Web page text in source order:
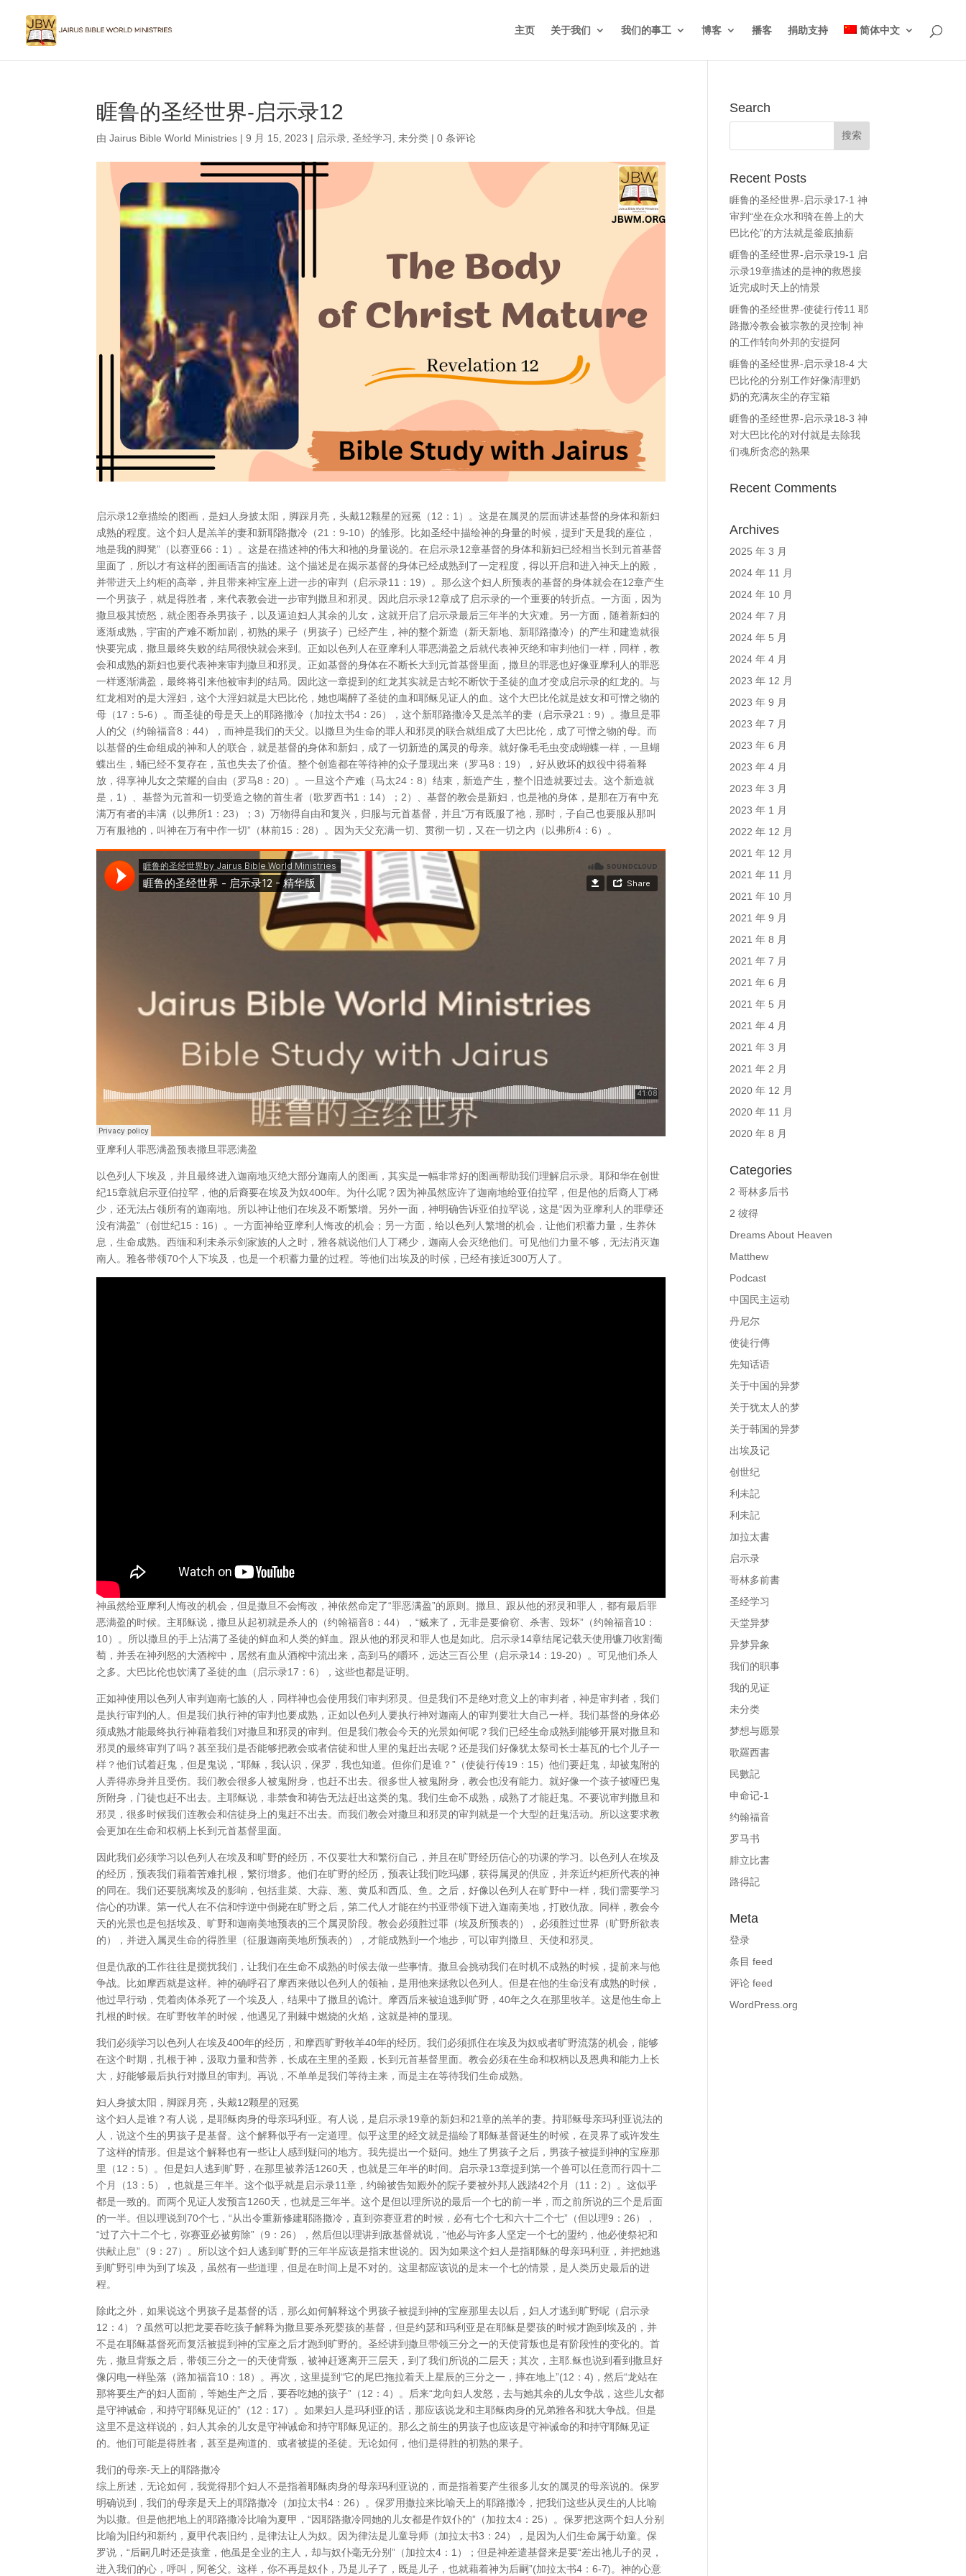
主页 关于我们 我们的事工 博客 播客 捐助支持 简体中文
睚鲁的圣经世界-启示录12
由Jairus Bible World Ministries |9 月 15, 2023 | 启示录 ,圣经学习 未分类 |0 条评论
启示录12章描绘的图画，是妇人身披太阳，脚踩月亮，头戴12颗星的冠冕（12：1）。这是在属灵的层面讲述基督的身体和新妇
成熟的程度。这个妇人是羔羊的妻和新耶路撒冷（21：9-10）的雏形。比如圣经中描绘神的身量的时候，提到“天是我的座位，
地是我的脚凳”（以赛亚66：1）。这是在描述神的伟大和祂的身量说的。在启示录12章基督的身体和新妇已经相当长到元首基督
里面了，所以才有这样的图画语言的描述。这个描述是在揭示基督的身体已经成熟到了一定程度，得以开启和进入神天上的殿，
并带进天上约柜的高举，并且带来神宝座上进一步的审判（启示录11：19）。那么这个妇人所预表的基督的身体就会在12章产生
一个男孩子，就是得胜者，来代表教会进一步审判撒旦和邪灵。因此启示录12章成了启示录的一个重要的转折点。一方面，因为
撒旦极其愤怒，就企图吞杀男孩子，以及逼迫妇人其余的儿女，这就开启了启示录最后三年半的大灾难。另一方面，随着新妇的
逐渐成熟，宇宙的产难不断加剧，初熟的果子（男孩子）已经产生，神的整个新造（新天新地、新耶路撒冷）的产生和建造就很
快要完成，撒旦最终失败的结局很快就会来到。正如以色列人在亚摩利人罪恶满盈之后就代表神灭绝和审判他们一样，同样，教
会和成熟的新妇也要代表神来审判撒旦和邪灵。正如基督的身体在不断长大到元首基督里面，撒旦的罪恶也好像亚摩利人的罪恶
一样逐渐满盈，最终将引来他被审判的结局。因此这一章提到的红龙其实就是古蛇不断饮于圣徒的血才变成启示录的红龙的。与
红龙相对的是大淫妇，这个大淫妇就是大巴比伦，她也喝醉了圣徒的血和耶稣见证人的血。这个大巴比伦就是妓女和可憎之物的
母（17：5-6）。而圣徒的母是天上的耶路撒冷（加拉太书4：26），这个新耶路撒冷又是羔羊的妻（启示录21：9）。撒旦是罪
人的父（约翰福音8：44），而神是我们的天父。以撒旦为生命的罪人和邪灵的联合就组成了大巴比伦，成了可憎之物的母。而
以基督的生命组成的神和人的联合，就是基督的身体和新妇，成了一切新造的属灵的母亲。就好像毛毛虫变成蝴蝶一样，一旦蝴
蝶出生，蛹已经不复存在，茧也失去了价值。整个创造都在等待神的众子显现出来（罗马8：19），好从败坏的奴役中得着释
放，得享神儿女之荣耀的自由（罗马8：20）。一旦这个产难（马太24：8）结束，新造产生，整个旧造就要过去。这个新造就
是，1）、基督为元首和一切受造之物的首生者（歌罗西书1：14）；2）、基督的教会是新妇，也是祂的身体，是那在万有中充
满万有者的丰满（以弗所1：23）；3）万物得自由和复兴，归服与元首基督，并且“万有既服了祂，那时，子自己也要服从那叫
万有服祂的，叫神在万有中作一切”（林前15：28）。因为天父充满一切、贯彻一切，又在一切之内（以弗所4：6）。
亚摩利人罪恶满盈预表撒旦罪恶满盈
以色列人下埃及，并且最终进入迦南地灭绝大部分迦南人的图画，其实是一幅非常好的图画帮助我们理解启示录。耶和华在创世
纪15章就启示亚伯拉罕，他的后裔要在埃及为奴400年。为什么呢？因为神虽然应许了迦南地给亚伯拉罕，但是他的后裔人丁稀
少，还无法占领所有的迦南地。所以神让他们在埃及不断繁增。另外一面，神明确告诉亚伯拉罕说，这是“因为亚摩利人的罪孽还
没有满盈”（创世纪15：16）。一方面神给亚摩利人悔改的机会；另一方面，给以色列人繁增的机会，让他们积蓄力量，生养休
息，生命成熟。西缅和利未杀示剑家族的人之时，雅各就说他们人丁稀少，迦南人会灭绝他们。可见他们力量不够，无法消灭迦
南人。雅各带领70个人下埃及，也是一个积蓄力量的过程。等他们出埃及的时候，已经有接近300万人了。
神虽然给亚摩利人悔改的机会，但是撒旦不会悔改，神依然命定了“罪恶满盈”的原则。撒旦、跟从他的邪灵和罪人，都有最后罪
恶满盈的时候。主耶稣说，撒旦从起初就是杀人的（约翰福音8：44），“贼来了，无非是要偷窃、杀害、毁坏”（约翰福音10：
10）。所以撒旦的手上沾满了圣徒的鲜血和人类的鲜血。跟从他的邪灵和罪人也是如此。启示录14章结尾记载天使用镰刀收割葡
萄，并丢在神列怒的大酒榨中，居然有血从酒榨中流出来，高到马的嚼环，远达三百公里（启示录14：19-20）。可见他们杀人
之多。大巴比伦也饮满了圣徒的血（启示录17：6），这些也都是证明。
正如神使用以色列人审判迦南七族的人，同样神也会使用我们审判邪灵。但是我们不是绝对意义上的审判者，神是审判者，我们
是执行审判的人。但是我们执行神的审判也要成熟，正如以色列人要执行神对迦南人的审判要壮大自己一样。我们基督的身体必
须成熟才能最终执行神藉着我们对撒旦和邪灵的审判。但是我们教会今天的光景如何呢？我们已经生命成熟到能够开展对撒旦和
邪灵的最终审判了吗？甚至我们是否能够把教会或者信徒和世人里的鬼赶出去呢？还是我们好像犹太祭司长士基瓦的七个儿子一
样？他们试着赶鬼，但是鬼说，“耶稣，我认识，保罗，我也知道。但你们是谁？”（使徒行传19：15）他们要赶鬼，却被鬼附的
人弄得赤身并且受伤。我们教会很多人被鬼附身，也赶不出去。很多世人被鬼附身，教会也没有能力。就好像一个孩子被哑巴鬼
所附身，门徒也赶不出去。主耶稣说，非禁食和祷告无法赶出这类的鬼。我们生命不成熟，成熟了才能赶鬼。不要说审判撒旦和
邪灵，很多时候我们连教会和信徒身上的鬼赶不出去。而我们教会对撒旦和邪灵的审判就是一个大型的赶鬼活动。所以这要求教
会更加在生命和权柄上长到元首基督里面。
因此我们必须学习以色列人在埃及和旷野的经历，不仅要壮大和繁衍自己，并且在旷野经历信心的功课的学习。以色列人在埃及
的经历，预表我们藉着苦难扎根，繁衍增多。他们在旷野的经历，预表让我们吃玛娜，获得属灵的供应，并亲近约柜所代表的神
的同在。我们还要脱离埃及的影响，包括韭菜、大蒜、葱、黄瓜和西瓜、鱼。之后，好像以色列人在旷野中一样，我们需要学习
信心的功课。第一代人在不信和悖逆中倒毙在旷野之后，第二代人才能在约书亚带领下进入迦南美地，打败仇敌。同样，教会今
天的光景也是包括埃及、旷野和迦南美地预表的三个属灵阶段。教会必须胜过罪（埃及所预表的），必须胜过世界（旷野所欲表
的），并进入属灵生命的得胜里（征服迦南美地所预表的），才能成熟到一个地步，可以审判撒旦、天使和邪灵。
但是仇敌的工作往往是搅扰我们，让我们在生命不成熟的时候去做一些事情。撒旦会挑动我们在时机不成熟的时候，提前来与他
争战。比如摩西就是这样。神的确呼召了摩西来做以色列人的领袖，是用他来拯救以色列人。但是在他的生命没有成熟的时候，
他过早行动，凭着肉体杀死了一个埃及人，结果中了撒旦的诡计。摩西后来被迫逃到旷野，40年之久在那里牧羊。这是他生命上
扎根的时候。在旷野牧羊的时候，他遇见了荆棘中燃烧的火焰，这就是神的显现。
我们必须学习以色列人在埃及400年的经历，和摩西旷野牧羊40年的经历。我们必须抓住在埃及为奴或者旷野流荡的机会，能够
在这个时期，扎根于神，汲取力量和营养，长成在主里的圣殿，长到元首基督里面。教会必须在生命和权柄以及恩典和能力上长
大，好能够最后执行对撒旦的审判。再说，不单单是我们等待主来，而是主在等待我们生命成熟。
妇人身披太阳，脚踩月亮，头戴12颗星的冠冕
这个妇人是谁？有人说，是耶稣肉身的母亲玛利亚。有人说，是启示录19章的新妇和21章的羔羊的妻。持耶稣母亲玛利亚说法的
人，说这个生的男孩子是基督。这个解释似乎有一定道理。似乎这里的经文就是描绘了耶稣基督诞生的时候，在灵界了或许发生
了这样的情形。但是这个解释也有一些让人感到疑问的地方。我先提出一个疑问。她生了男孩子之后，男孩子被提到神的宝座那
里（12：5）。但是妇人逃到旷野，在那里被养活1260天，也就是三年半的时间。启示录13章提到第一个兽可以任意而行四十二
个月（13：5），也就是三年半。这个似乎就是启示录11章，约翰被告知殿外的院子要被外邦人践踏42个月（11：2）。这似乎
都是一致的。而两个见证人发预言1260天，也就是三年半。这个是但以理所说的最后一个七的前一半，而之前所说的三个是后面
的一半。但以理说到70个七，“从出令重新修建耶路撒冷，直到弥赛亚君的时候，必有七个七和六十二个七”（但以理9：26），
“过了六十二个七，弥赛亚必被剪除”（9：26），然后但以理讲到敌基督就说，“他必与许多人坚定一个七的盟约，他必使祭祀和
供献止息”（9：27）。所以这个妇人逃到旷野的三年半应该是指末世说的。因为如果这个妇人是指耶稣的母亲玛利亚，并把她逃
到旷野引申为到了埃及，虽然有一些道理，但是在时间上是不对的。这里都应该说的是末一个七的情景，是人类历史最后的进
程。
除此之外，如果说这个男孩子是基督的话，那么如何解释这个男孩子被提到神的宝座那里去以后，妇人才逃到旷野呢（启示录
12：4）？虽然可以把龙要吞吃孩子解释为撒旦要杀死婴孩的基督，但是约瑟和玛利亚是在耶稣是婴孩的时候才跑到埃及的，并
不是在耶稣基督死而复活被提到神的宝座之后才跑到旷野的。圣经讲到撒旦带领三分之一的天使背叛也是有阶段性的变化的。首
先，撒旦背叛之后，带领三分之一的天使背叛，被神赶逐离开三层天，到了我们所说的二层天；其次，主耶.稣也说到看到撒旦好
像闪电一样坠落（路加福音10：18）。再次，这里提到“它的尾巴拖拉着天上星辰的三分之一，摔在地上”(12：4)，然后“龙站在
那将要生产的妇人面前，等她生产之后，要吞吃她的孩子”（12：4）。后来“龙向妇人发怒，去与她其余的儿女争战，这些儿女都
是守神诫命，和持守耶稣见证的”（12：17）。如果妇人是玛利亚的话，那应该说龙和主耶稣肉身的兄弟雅各和犹大争战。但是
这里不是这样说的，妇人其余的儿女是守神诫命和持守耶稣见证的。那么之前生的男孩子也应该是守神诫命的和持守耶稣见证
的。他们可能是得胜者，甚至是殉道的、或者被提的圣徒。无论如何，他们是得胜的初熟的果子。
我们的母亲-天上的耶路撒冷
综上所述，无论如何，我觉得那个妇人不是指着耶稣肉身的母亲玛利亚说的，而是指着要产生很多儿女的属灵的母亲说的。保罗
明确说到，我们的母亲是天上的耶路撒冷（加拉太书4：26）。保罗用撒拉来比喻天上的耶路撒冷，把我们这些从灵生的人比喻
为以撒。但是他把地上的耶路撒冷比喻为夏甲，“因耶路撒冷同她的儿女都是作奴仆的”（加拉太4：25）。保罗把这两个妇人分别
比喻为旧约和新约，夏甲代表旧约，是律法让人为奴。因为律法是儿童导师（加拉太书3：24），是因为人们生命属于幼童。保
罗说，“后嗣几时还是孩童，他虽是全业的主人，却与奴仆毫无分别”（加拉太4：1）；但是神差遣基督来是要“差出祂儿子的灵，
进入我们的心，呼叫，阿爸父。这样，你不再是奴仆，乃是儿子了，既是儿子，也就藉着神为后嗣”(加拉太书4：6-7)。神的心意
Search
Recent Posts
睚鲁的圣经世界-启示录17-1 神
审判“坐在众水和骑在兽上的大
巴比伦”的方法就是釜底抽薪
睚鲁的圣经世界-启示录19-1 启
示录19章描述的是神的救恩接
近完成时天上的情景
睚鲁的圣经世界-使徒行传11 耶
路撒冷教会被宗教的灵控制 神
的工作转向外邦的安提阿
睚鲁的圣经世界-启示录18-4 大
巴比伦的分别工作好像清理奶
奶的充满灰尘的存宝箱
睚鲁的圣经世界-启示录18-3 神
对大巴比伦的对付就是去除我
们魂所贪恋的熟果
Recent Comments
Archives
2025 年 3 月
2024 年 11 月
2024 年 10 月
2024 年 7 月
2024 年 5 月
2024 年 4 月
2023 年 12 月
2023 年 9 月
2023 年 7 月
2023 年 6 月
2023 年 4 月
2023 年 3 月
2023 年 1 月
2022 年 12 月
2021 年 12 月
2021 年 11 月
2021 年 10 月
2021 年 9 月
2021 年 8 月
2021 年 7 月
2021 年 6 月
2021 年 5 月
2021 年 4 月
2021 年 3 月
2021 年 2 月
2020 年 12 月
2020 年 11 月
2020 年 8 月
Categories
2 哥林多后书
2 彼得
Dreams About Heaven
Matthew
Podcast
中国民主运动
丹尼尔
使徒行傳
先知话语
关于中国的异梦
关于犹太人的梦
关于韩国的异梦
出埃及记
创世纪
利未記
利未記
加拉太書
启示录
哥林多前書
圣经学习
天堂异梦
异梦异象
我们的职事
我的见证
未分类
梦想与愿景
歌羅西書
民數記
申命记-1
约翰福音
罗马书
腓立比書
路得記
Meta
登录
条目 feed
评论 feed
WordPress.org